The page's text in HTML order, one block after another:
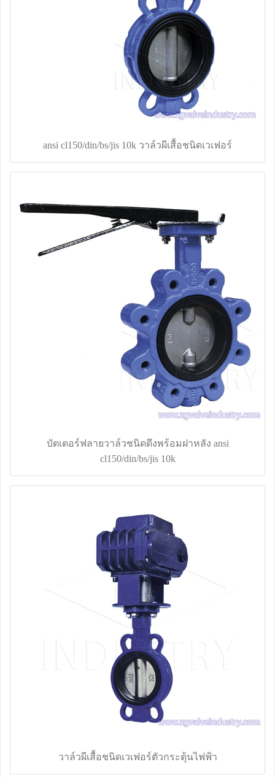
ansi cl150/din/bs/jis 10k วาล์วผีเสื้อชนิดเวเฟอร์
บัตเตอร์ฟลายวาล์วชนิดดึงพร้อมฝาหลัง ansi
cl150/din/bs/jis 10k
วาล์วผีเสื้อชนิดเวเฟอร์ตัวกระตุ้นไฟฟ้า